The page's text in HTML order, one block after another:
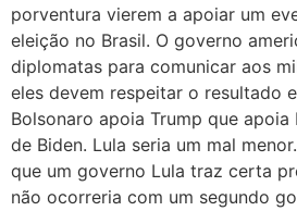
porventura vierem a apoiar um
eleição no Brasil. O governo
diplomatas para comunicar aos
eles devem respeitar o resultado
Bolsonaro apoia Trump que
de Biden. Lula seria um mal
que um governo Lula traz certa
não ocorreria com um segundo